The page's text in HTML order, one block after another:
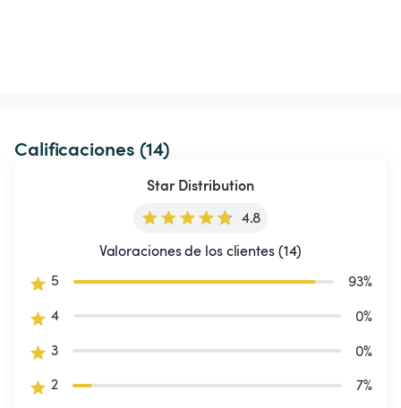
Calificaciones (14)
Star Distribution
4.8
Valoraciones de los clientes (14)
5
93%
4
0%
3
0%
2
7%